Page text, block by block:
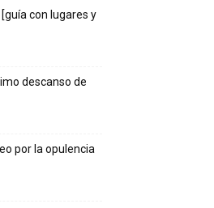
con lugares y
descanso de
por la opulencia